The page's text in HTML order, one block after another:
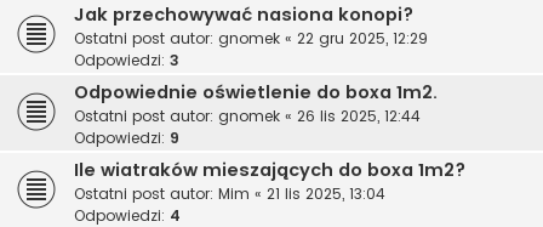
Jak przechowywać nasiona konopi?
Ostatni post autor: gnomek « 22 gru 2025, 12:29
Odpowiedzi: 3
Odpowiednie oświetlenie do boxa 1m2.
Ostatni post autor: gnomek « 26 lis 2025, 12:44
Odpowiedzi: 9
Ile wiatraków mieszających do boxa 1m2?
Ostatni post autor: Mim « 21 lis 2025, 13:04
Odpowiedzi: 4